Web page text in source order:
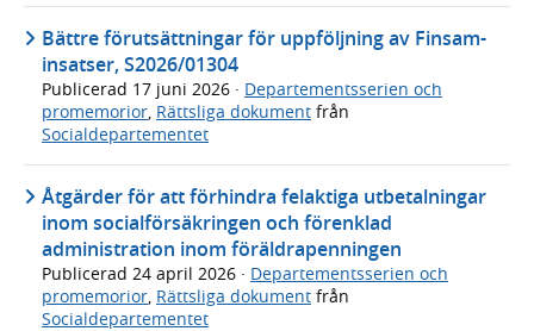
Bättre förutsättningar för uppföljning av Finsam-
insatser, S2026/01304
Publicerad 17 juni 2026 · Departementsserien och
promemorior, Rättsliga dokument från
Socialdepartementet
Åtgärder för att förhindra felaktiga utbetalningar
inom socialförsäkringen och förenklad
administration inom föräldrapenningen
Publicerad 24 april 2026 · Departementsserien och
promemorior, Rättsliga dokument från
Socialdepartementet